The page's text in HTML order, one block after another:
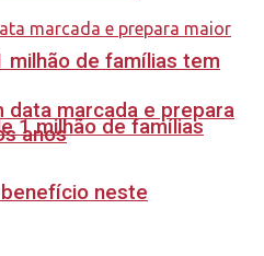
milhão de famílias tem
1 milhão de famílias
neste
data marcada e prepara
anos